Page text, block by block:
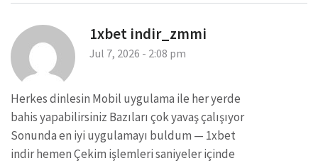
1xbet indir_zmmi
Jul 7, 2026 - 2:08 pm
Herkes dinlesin Mobil uygulama ile her yerde
bahis yapabilirsiniz Bazıları çok yavaş çalışıyor
Sonunda en iyi uygulamayı buldum — 1xbet
indir hemen Çekim işlemleri saniyeler içinde